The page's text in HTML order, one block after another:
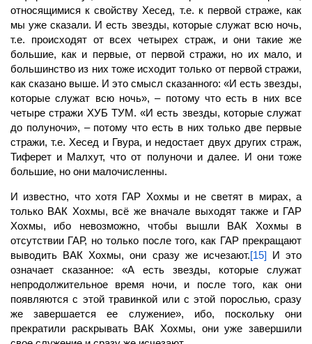
относящимися к свойству Хесед, т.е. к первой страже, как
мы уже сказали. И есть звезды, которые служат всю ночь,
т.е. происходят от всех четырех страж, и они такие же
большие, как и первые, от первой стражи, но их мало, и
большинство из них тоже исходит только от первой стражи,
как сказано выше. И это смысл сказанного: «И есть звезды,
которые служат всю ночь», – потому что есть в них все
четыре стражи ХУБ ТУМ. «И есть звезды, которые служат
до полуночи», – потому что есть в них только две первые
стражи, т.е. Хесед и Гвура, и недостает двух других страж,
Тиферет и Малхут, что от полуночи и далее. И они тоже
большие, но они малочисленны.
И известно, что хотя ГАР Хохмы и не светят в мирах, а
только ВАК Хохмы, всё же вначале выходят также и ГАР
Хохмы, ибо невозможно, чтобы вышли ВАК Хохмы в
отсутствии ГАР, но только после того, как ГАР прекращают
выводить ВАК Хохмы, они сразу же исчезают.[15] И это
означает сказанное: «А есть звезды, которые служат
непродолжительное время ночи, и после того, как они
появляются с этой травинкой или с этой порослью, сразу
же завершается ее служение», ибо, поскольку они
прекратили раскрывать ВАК Хохмы, они уже завершили